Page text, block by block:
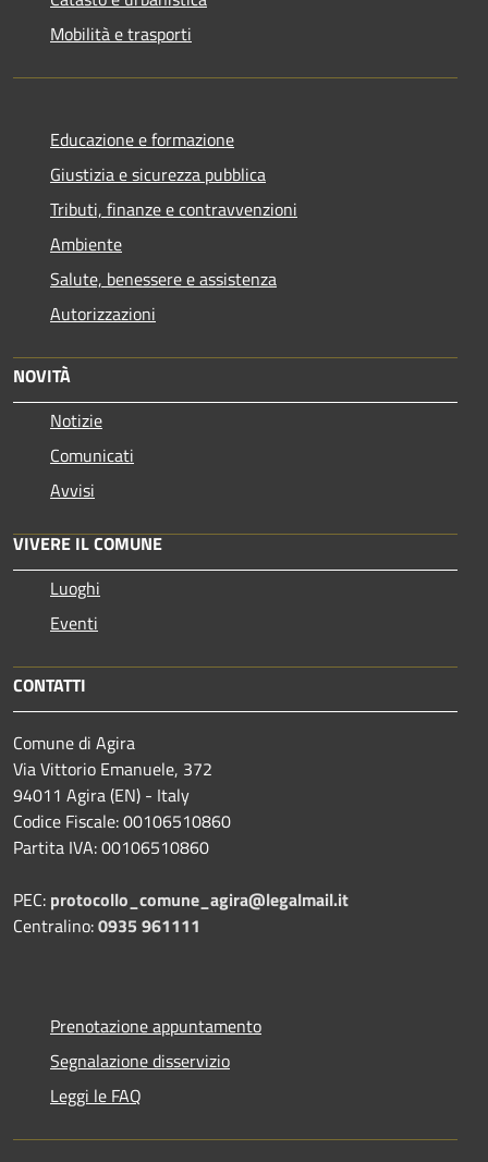
Mobilità e trasporti
Educazione e formazione
Giustizia e sicurezza pubblica
Tributi, finanze e contravvenzioni
Ambiente
Salute, benessere e assistenza
Autorizzazioni
NOVITÀ
Notizie
Comunicati
Avvisi
VIVERE IL COMUNE
Luoghi
Eventi
CONTATTI
Comune di Agira
Via Vittorio Emanuele, 372
94011 Agira (EN) - Italy
Codice Fiscale: 00106510860
Partita IVA: 00106510860
PEC: protocollo_comune_agira@legalmail.it
Centralino:0935 961111
Prenotazione appuntamento
Segnalazione disservizio
Leggi le FAQ